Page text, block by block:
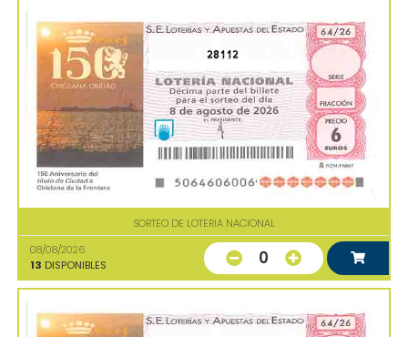
28112
SORTEO DE LOTERIA NACIONAL
08/08/2026
13 DISPONIBLES 0